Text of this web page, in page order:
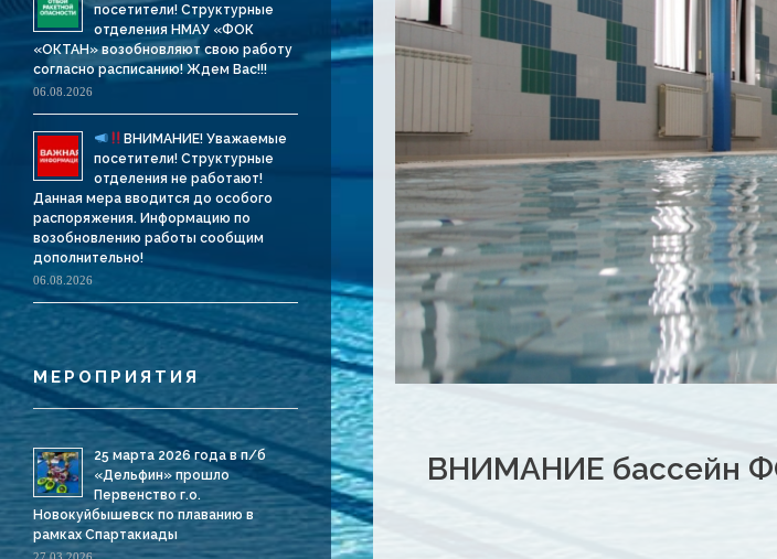
ВНИМАНИЕ бассейн
посетители! Структурные
отделения НМАУ «ФОК
«ОКТАН» возобновляют свою работу
согласно расписанию! Ждем Вас!!!
06.08.2026
ВНИМАНИЕ! Уважаемые
посетители! Структурные
отделения не работают!
Данная мера вводится до особого
распоряжения. Информацию по
возобновлению работы сообщим
дополнительно!
06.08.2026
МЕРОПРИЯТИЯ
25 марта 2026 года в п/б
«Дельфин» прошло
Первенство г.о.
Новокуйбышевск по плаванию в
рамках Спартакиады